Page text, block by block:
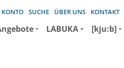
SUCHE ÜBER UNS KONTAKT
LABUKA [kju:b]